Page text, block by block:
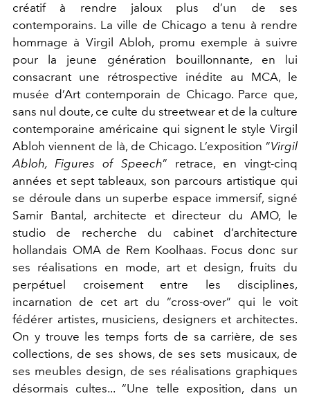
créatif à rendre jaloux plus d’un de ses
contemporains. La ville de Chicago a tenu à rendre
hommage à Virgil Abloh, promu exemple à suivre
pour la jeune génération bouillonnante, en lui
consacrant une rétrospective inédite au MCA, le
musée d’Art contemporain de Chicago. Parce que,
sans nul doute, ce culte du streetwear et de la culture
contemporaine américaine qui signent le style Virgil
Abloh viennent de là, de Chicago. L’exposition “Virgil
Abloh, Figures of Speech” retrace, en vingt-cinq
années et sept tableaux, son parcours artistique qui
se déroule dans un superbe espace immersif, signé
Samir Bantal, architecte et directeur du AMO, le
studio de recherche du cabinet d’architecture
hollandais OMA de Rem Koolhaas. Focus donc sur
ses réalisations en mode, art et design, fruits du
perpétuel croisement entre les disciplines,
incarnation de cet art du “cross-over” qui le voit
fédérer artistes, musiciens, designers et architectes.
On y trouve les temps forts de sa carrière, de ses
collections, de ses shows, de ses sets musicaux, de
ses meubles design, de ses réalisations graphiques
désormais cultes... “Une telle exposition, dans un